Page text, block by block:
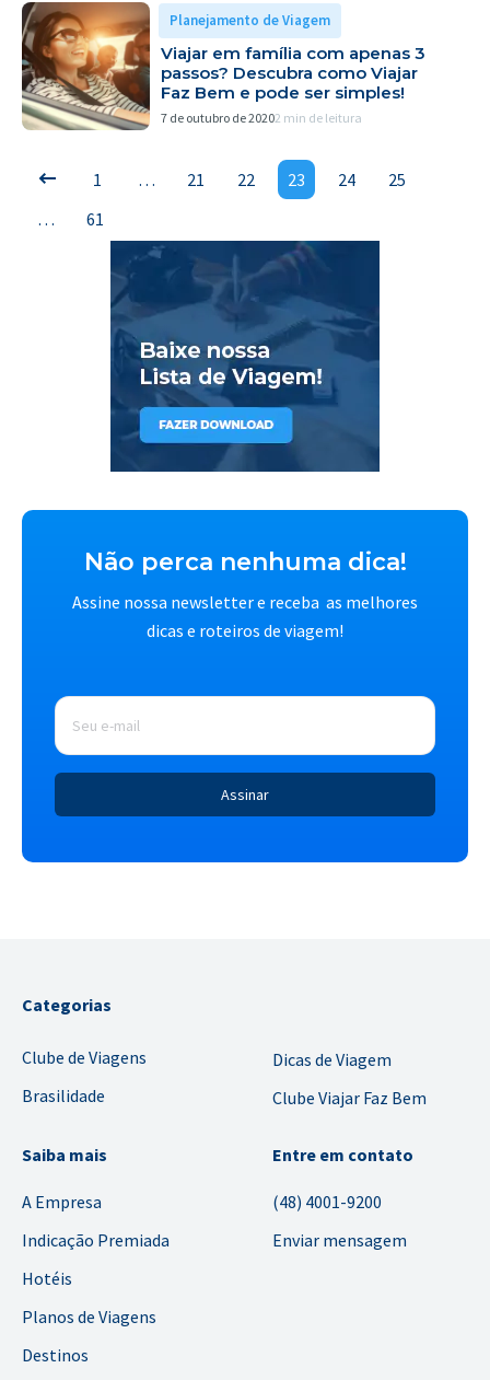
Planejamento de Viagem
Viajar em família com apenas 3
passos? Descubra como Viajar
Faz Bem e pode ser simples!
7 de outubro de 20202 min de leitura
1 … 21 22 23 24
25
…
61
Não perca nenhuma dica!
Assine nossa newsletter e receba as melhores
dicas e roteiros de viagem!
E-
mail *
Categorias
Clube de Viagens
Brasilidade
Dicas de Viagem
Clube Viajar Faz Bem
Saiba mais
A Empresa
Indicação Premiada
Hotéis
Planos de Viagens
Destinos
Entre em contato
(48) 4001-9200
Enviar mensagem